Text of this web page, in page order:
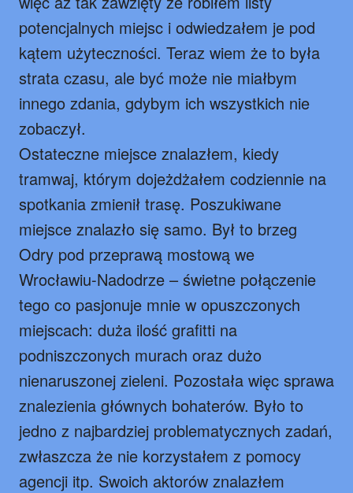
potencjalnych miejsc i odwiedzałem je pod
kątem użyteczności. Teraz wiem że to była
strata czasu, ale być może nie miałbym
innego zdania, gdybym ich wszystkich nie
zobaczył.
Ostateczne miejsce znalazłem, kiedy
tramwaj, którym dojeżdżałem codziennie na
spotkania zmienił trasę. Poszukiwane
miejsce znalazło się samo. Był to brzeg
Odry pod przeprawą mostową we
Wrocławiu-Nadodrze – świetne połączenie
tego co pasjonuje mnie w opuszczonych
miejscach: duża ilość grafitti na
podniszczonych murach oraz dużo
nienaruszonej zieleni. Pozostała więc sprawa
znalezienia głównych bohaterów. Było to
jedno z najbardziej problematycznych zadań,
zwłaszcza że nie korzystałem z pomocy
agencji itp. Swoich aktorów znalazłem